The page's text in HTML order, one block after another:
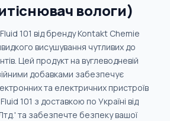
вологи)
101 від бренду Kontakt Chemie
висушування чутливих до
Цей продукт на вуглеводневій
добавками забезпечує
та електричних пристроїв
101 з доставкою по Україні від
та забезпечте безпеку вашої